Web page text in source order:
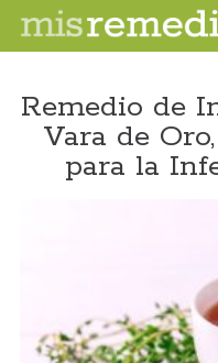
Remedio de
Vara de
para la